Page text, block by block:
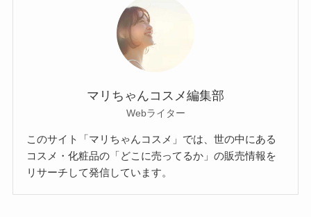
マリちゃんコスメ編集部
Webライター
このサイト「マリちゃんコスメ」では、世の中にある
コスメ・化粧品の「どこに売ってるか」の販売情報を
リサーチして発信しています。